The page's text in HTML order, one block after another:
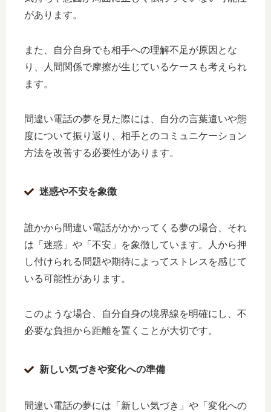
があります。
また、自分自身でも相手への理解不足が原因とな
り、人間関係で摩擦が生じているケースも考えられ
ます。
間違い電話の夢を見た際には、自分の言葉遣いや態
度について振り返り、相手とのコミュニケーション
方法を改善する必要性があります。
迷惑や不安を象徴
誰かから間違い電話がかかってくる夢の場合、それ
は「迷惑」や「不安」を象徴しています。人から押
し付けられる問題や期待によってストレスを感じて
いる可能性があります。
このような場合、自分自身の境界線を明確にし、不
必要な負担から距離を置くことが大切です。
新しい気づきや変化への準備
間違い電話の夢には「新しい気づき」や「変化への